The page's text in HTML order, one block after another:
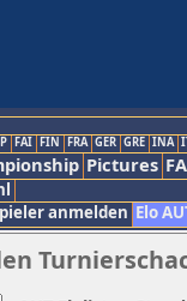
FAI FIN FRA GER GRE INA
Pictures
anmelden Elo